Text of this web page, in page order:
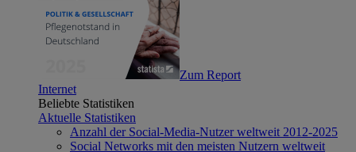
Zum Report
Internet
Beliebte Statistiken
Aktuelle Statistiken
Anzahl der Social-Media-Nutzer weltweit 2012-2025
Social Networks mit den meisten Nutzern weltweit